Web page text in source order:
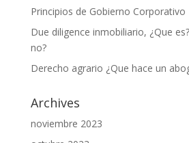
Principios de Gobierno Corporativo
Due diligence inmobiliario, ¿Que
no?
Derecho agrario ¿Que hace un
Archives
noviembre 2023